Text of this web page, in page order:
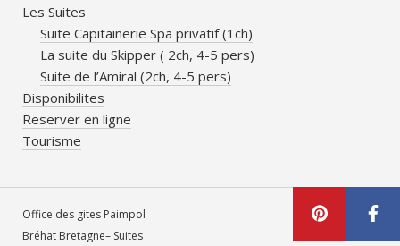
Les Suites
Suite Capitainerie Spa privatif (1ch)
La suite du Skipper ( 2ch, 4-5 pers)
Suite de l’Amiral (2ch, 4-5 pers)
Disponibilites
Reserver en ligne
Tourisme
Office des gites Paimpol
Bréhat Bretagne– Suites